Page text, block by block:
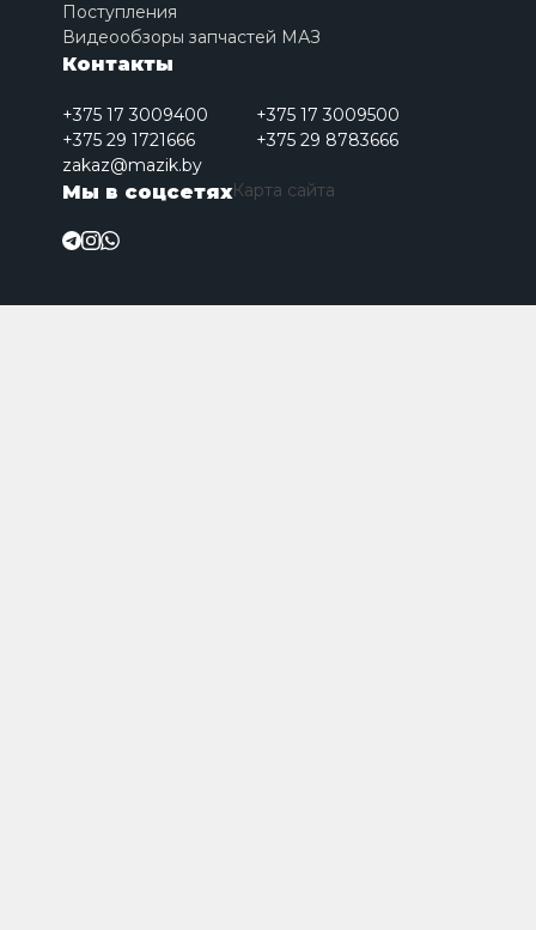
Поступления
Видеообзоры запчастей МАЗ
Контакты
+375 17 3009400
+375 17 3009500
+375 29 1721666
+375 29 8783666
zakaz@mazik.by
Мы в соцсетяхКарта сайта